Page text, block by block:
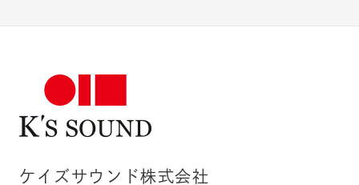
ケイズサウンド株式会社